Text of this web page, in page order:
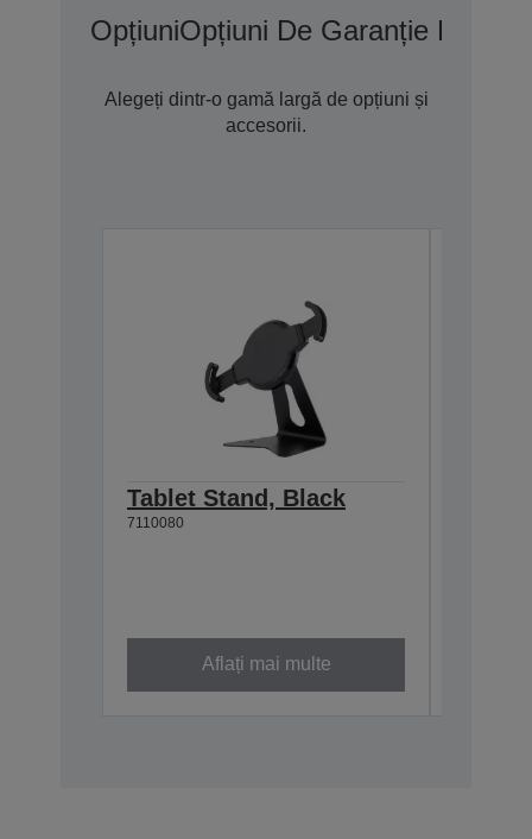
OpțiuniOpțiuni De Garanție
Alegeți dintr-o gamă largă de opțiuni și
accesorii.
Tablet Stand, Black
7110080
Aflați mai multe